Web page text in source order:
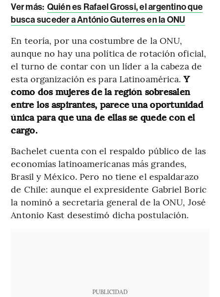
Ver más: Quién es Rafael Grossi, el argentino que
busca suceder a António Guterres en la ONU
En teoría, por una costumbre de la ONU,
aunque no hay una política de rotación oficial,
el turno de contar con un líder a la cabeza de
esta organización es para Latinoamérica. Y
como dos mujeres de la región sobresalen
entre los aspirantes, parece una oportunidad
única para que una de ellas se quede con el
cargo.
Bachelet cuenta con el respaldo público de las
economías latinoamericanas más grandes,
Brasil y México. Pero no tiene el espaldarazo
de Chile: aunque el expresidente Gabriel Boric
la nominó a secretaria general de la ONU, José
Antonio Kast desestimó dicha postulación.
PUBLICIDAD